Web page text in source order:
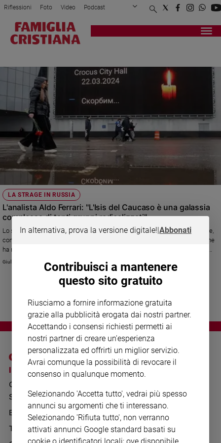
Attualità
Economia
Legalità
giustizia
Sport
Interviste
Papa
Papa
Chiesa
Chiesa
Fede
Devozione
giorno
Santo
del
giorno
Società
e
valori
Riflessioni Foto Video Podcast
Privacy Policy Chi siamo
Registrati Redazione
LA STRAGE IN RUSSIA
L'analista Aldo Ferrari: "L'Isis del Caucaso è una galassia
complessa di tanti gruppi radicalizzati"
Lo storico e docente, esperto dell'Ispi su Russia,Caucaso ed Asia centrale,
commenta l'attentato al Crocus City Hall di Mosca. "Lo Stato islamico, che
ha rivendicato l'attacco, è più una sigla di facciata che un'organizzazione
stabile e riconoscibile. A chi può giovare questa strage? Il terrorismo
spesso ha obiettivi per niente chiari. Ma speriamo che non ci siano
conseguenze sulla guerra in Ucraina".
Giulia Cerqueti
I SITI SAN PAOLO
GRUPPO EDITORIALE
SAN PAOLO
BENESSERE
TELENOVA
NOTE LEGALI
INFORMATIVA
WHISTLEBLOWING
SOCIAL
In alternativa, prova la versione digitale!|Abbonati
Contribuisci a mantenere
questo sito gratuito
Riusciamo a fornire informazione gratuita
grazie alla pubblicità erogata dai nostri partner.
Accettando i consensi richiesti permetti ai
nostri partner di creare un'esperienza
personalizzata ed offrirti un miglior servizio.
Avrai comunque la possibilità di revocare il
consenso in qualunque momento.
Selezionando 'Accetta tutto', vedrai più spesso
annunci su argomenti che ti interessano.
Selezionando 'Rifiuta tutto', non verranno
attivati annunci Google standard basati su